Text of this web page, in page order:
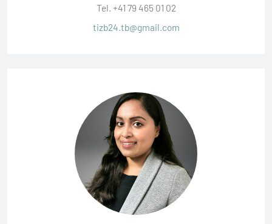
Tel. +41 79 465 01 02
tizb24.tb@gmail.com